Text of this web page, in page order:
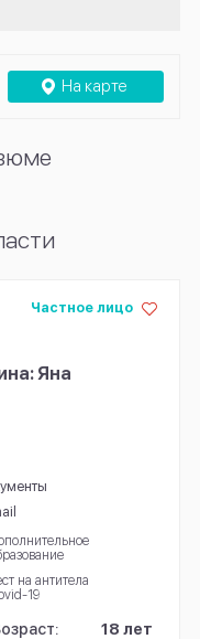
На карте
Яна
Частное лицо
на антитела
19
18 лет